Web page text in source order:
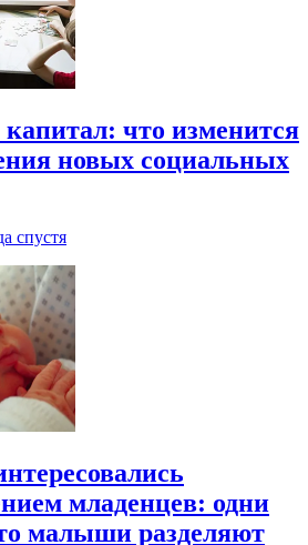
что изменится
новых социальных
спустя
младенцев: одни
малыши разделяют